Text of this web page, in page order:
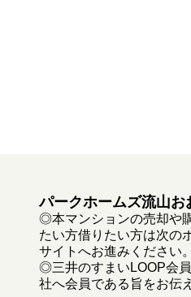
パークホームズ流山お
◎本マンションの売却や
たい方借りたい方は次の
サイトへお進みください。
◎三井のすまいLOOP会
社へ会員である旨をお伝